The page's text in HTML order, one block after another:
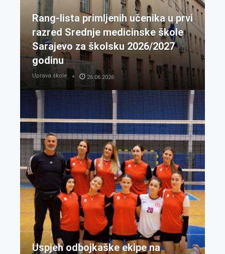
Rang-lista primljenih učenika u prvi
razred Srednje medicinske škole
Sarajevo za školsku 2026/2027
godinu
Uprava škole 26.06.2026
Uspjeh odbojkaške ekipe na